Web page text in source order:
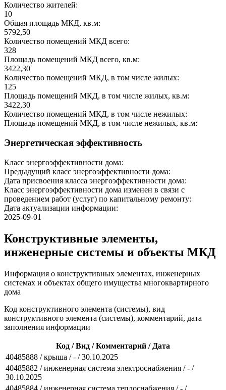
Количество жителей:
10
Общая площадь МКД, кв.м:
5792,50
Количество помещений МКД всего:
328
Площадь помещений МКД всего, кв.м:
3422,30
Количество помещений МКД, в том числе жилых:
125
Площадь помещений МКД, в том числе жилых, кв.м:
3422,30
Количество помещений МКД, в том числе нежилых:
Площадь помещений МКД, в том числе нежилых, кв.м:
Энергетическая эффективность
Класс энергоэффективности дома:
Предыдущий класс энергоэффективности дома:
Дата присвоения класса энергоэффективности дома:
Класс энергоэффективности дома изменен в связи с
проведением работ (услуг) по капитальному ремонту:
Дата актуализации информации:
2025-09-01
Конструктивные элементы,
инженерные системы и объекты МКД
Информация о конструктивных элементах, инженерных
системах и объектах общего имущества многоквартирного
дома
Код конструктивного элемента (системы), вид
конструктивного элемента (системы), комментарий, дата
заполнения информации
Код / Вид / Комментарий / Дата
40485888 / крыша / - / 30.10.2025
40485882 / инженерная система электроснабжения / - /
30.10.2025
40485884 / инженерная система теплоснабжения / - /